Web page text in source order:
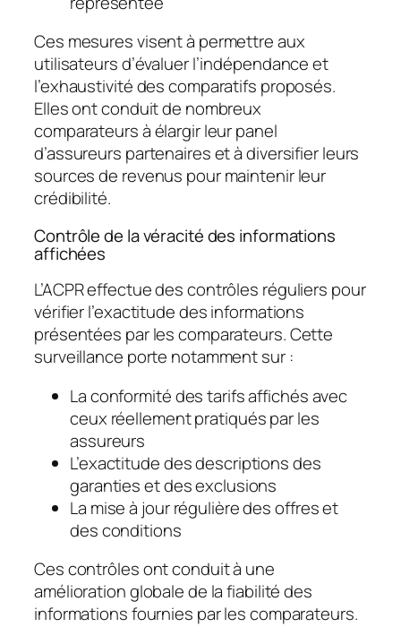
Ces mesures visent à permettre aux
utilisateurs d’évaluer l’indépendance et
l’exhaustivité des comparatifs proposés.
Elles ont conduit de nombreux
comparateurs à élargir leur panel
d’assureurs partenaires et à diversifier leurs
sources de revenus pour maintenir leur
crédibilité.
Contrôle de la véracité des informations
affichées
L’ACPR effectue des contrôles réguliers pour
vérifier l’exactitude des informations
présentées par les comparateurs. Cette
surveillance porte notamment sur :
La conformité des tarifs affichés avec
ceux réellement pratiqués par les
assureurs
L’exactitude des descriptions des
garanties et des exclusions
La mise à jour régulière des offres et
des conditions
Ces contrôles ont conduit à une
amélioration globale de la fiabilité des
informations fournies par les comparateurs.